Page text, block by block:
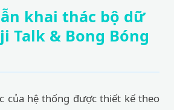
khai thác bộ dữ
Talk & Bong Bóng
của hệ thống được thiết kế theo